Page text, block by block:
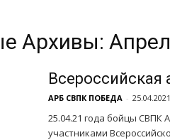
Архивы:
Всероссийская
АРБ СВПК ПОБЕДА - 25.04.2021
25.04.21 года бойцы СВПК
участниками